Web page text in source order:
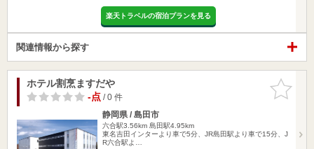
楽天トラベルの宿泊プランを見る
関連情報から探す
お気に入
りに追加
ホテル割烹ますだや
-点/ 0 件
静岡県 / 島田市
六合駅3.56km 島田駅4.95km
東名吉田インターより車で5分、JR島田駅より車で15分、J
R六合駅よ…